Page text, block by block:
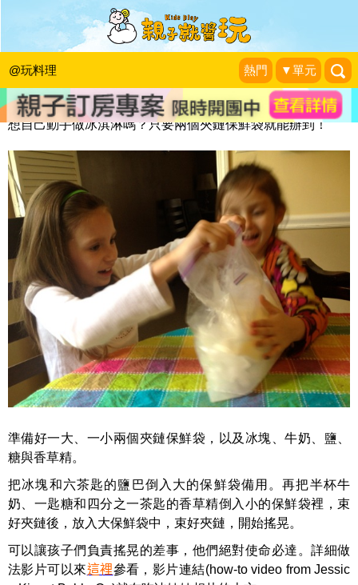
@玩料理 熱門 ▼單元
保鮮袋手搖冰淇淋
小玉米的媽
想自己動手做冰淇淋嗎？只要兩個夾鏈保鮮袋就能辦到！
準備好一大、一小兩個夾鏈保鮮袋，以及冰塊、牛奶、鹽、
糖與香草精。
把冰塊和六茶匙的鹽巴倒入大的保鮮袋備用。再把半杯牛
奶、一匙糖和四分之一茶匙的香草精倒入小的保鮮袋裡，束
好夾鏈後，放入大保鮮袋中，束好夾鏈，開始搖晃。
可以讓孩子們負責搖晃的差事，他們絕對使命必達。詳細做
法影片可以來這裡參看，影片連結(how-to video from Jessic